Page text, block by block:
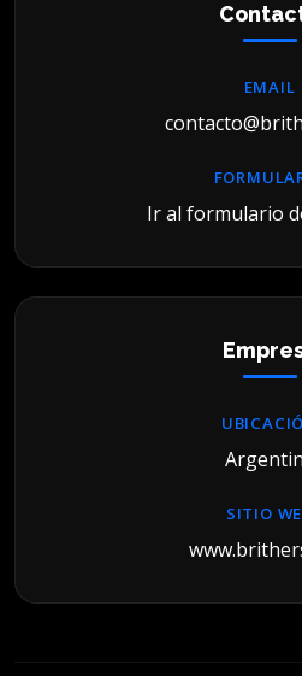
EMAIL
Ir al formulario
SITIO